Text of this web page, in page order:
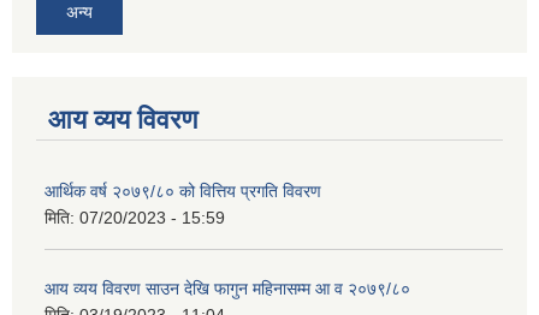
अन्य
आय व्यय विवरण
आर्थिक वर्ष २०७९/८० को वित्तिय प्रगति विवरण
मिति: 07/20/2023 - 15:59
आय व्यय विवरण साउन देखि फागुन महिनासम्म आ व २०७९/८०